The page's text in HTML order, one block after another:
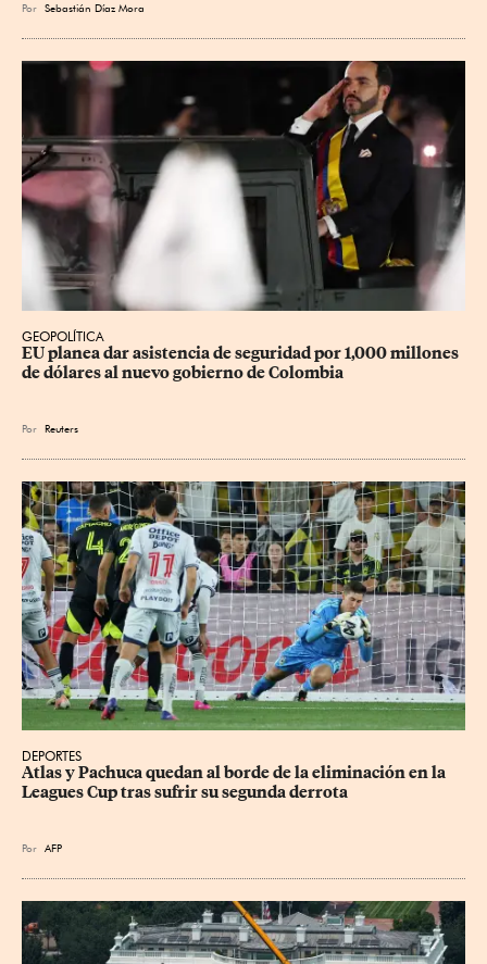
Por Sebastián Díaz Mora
GEOPOLÍTICA
EU planea dar asistencia de seguridad por 1,000 millones
de dólares al nuevo gobierno de Colombia
Por Reuters
DEPORTES
Atlas y Pachuca quedan al borde de la eliminación en la
Leagues Cup tras sufrir su segunda derrota
Por AFP